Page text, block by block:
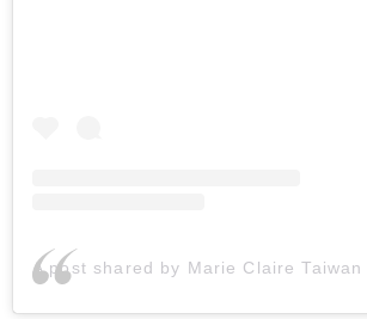
A post shared by Marie Claire